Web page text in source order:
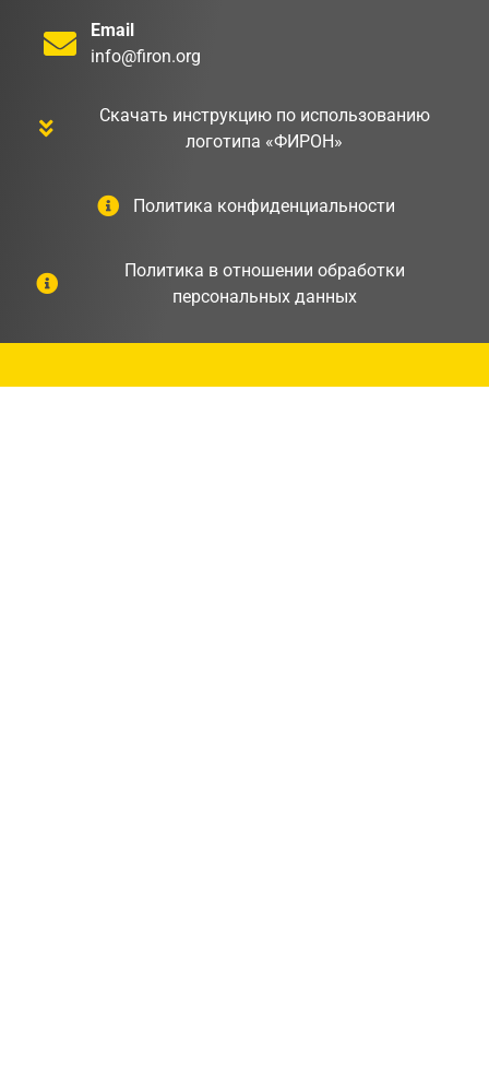
Email
info@firon.org
Скачать инструкцию по использованию
логотипа «ФИРОН»
Политика конфиденциальности
Политика в отношении обработки
персональных данных